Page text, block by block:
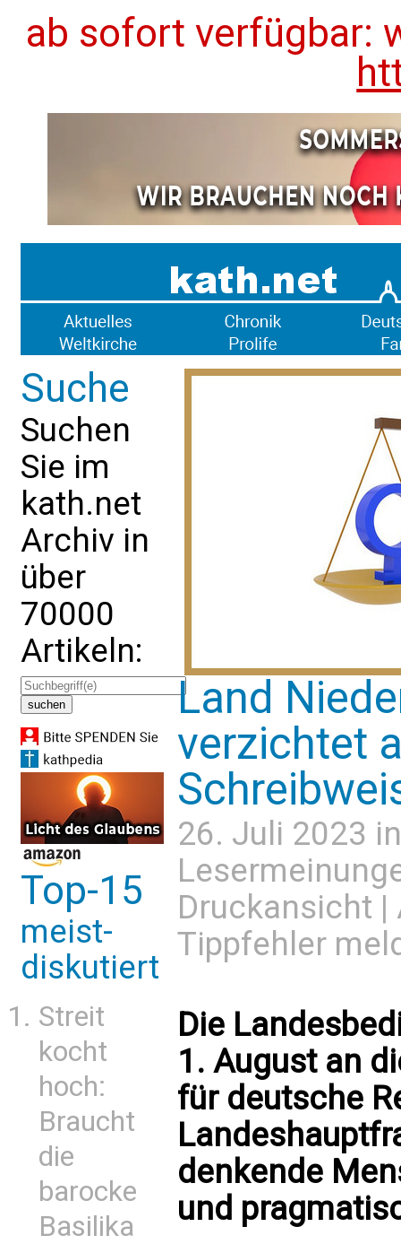
ab sofort verfügbar:
Suche
Suchen
Sie im
kath.net
Archiv in
über
70000
Artikeln:
Top-15
meist-
diskutiert
Streit
kocht
hoch:
Braucht
die
barocke
Basilika
Land
verzichtet
26. Juli 2023
Druckansicht |
Tippfehler
Die
1. August an
für deutsche
denkende
und